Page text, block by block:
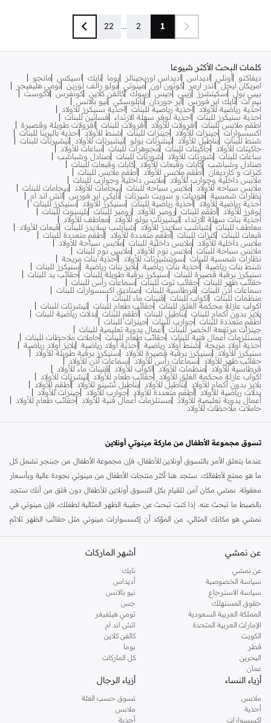
1
2
...
22
كلمات البحث الأكثر شيوعا
ديفاكتو أونلي اديداس اديداس اوريجينالز بوما نايك اسيكس مانجو
امريكان ايجل
اندر ارمر كوتون اون مينوتي بولو رالف لورين تومي هليفيجر
بيبي بول
سكيتشرز زيبي جيس ريبوك كالفن كلاين كونفرس لاكوست
نيم ات نايك اير فورس اير جوردان بابلوسكي نيو بالانس
احذية رياضية للأولاد
احذية رياضية للبنات
احذية سنيكرز للأولاد
احذية سنيكرز للبنات
احذية لوفر سهلة الارتداء
فساتين للبنات
اطقم ملابس للبنات
افرولات للأولاد افرولات للبنات
افرولات طويلة وقصيرة
اكسسوارات جينزات للأولاد جينزات للبنات شنط للأولاد
احذية باليرينا للبنات
شنط للبنات بناطيل للأولاد تيشرتات بولو تيشيرتات للأولاد
تيشيرتات للبنات
جاكيتات للأولاد
جاكيتات للبنات مجوهرات للبنات
ساعات للأولاد
ساعات للبنات
شورتات للأولاد شورتات للبنات صنادل وشباشب
صنادل وشباشب كابات وقبعات للأولاد
كابات وقبعات للبنات
كنزات و كارديغان أطقم ملابس للأولاد
أطقم ملابس للبنات
ملابس داخلية وجوارب للأولاد
ملابس داخلية وجوارب للبنات
ملابس سباحه للأولاد ملابس سباحه للبنات بيجامات للأولاد
بيجامات للبنات
نظارات شمسية هوديات و سويت شيرتات نايكي اير فورس
اتش اند ام
أحذية رياضية للأولاد أحذية رياضية للبنات سنيكرز للأولاد
سنيكرز للبنات
لوفرز للأولاد
أطقم للبنات رومبر للأولاد رومبر للبنات بليسوت للبنات
أحذية بنات سهلة الارتداء
تيشيرتات بولو للأولاد معاطف للأولاد
معاطف للبنات
شباشب سلايدز للأولاد شباشب سلايدز للبنات
قبعات للأولاد
قبعات للبنات كنزات للبنات أطقم متعددة للأولاد
أطقم متعددة للبنات
ملابس داخلية للأولاد
ملابس داخلية للبنات ملابس سباحة للأولاد
ملابس سباحة للبنات ملابس نوم للأولاد
ملابس نوم للبنات
نظارات شمسية للبنات
سويتشيرتات للأولاد
أحذية بنات مريحة
شنط بنات رياضية أحذية بنات رياضية بلايز بنات رياضية
سنيكرز للبنات
سنيكرز برقبة قصيرة للبنات
سنيكرز برقبة طويلة للبنات حقائب يد للبنات
حقائب ظهر للبنات حقائب توت للبنات
سماعات رأس للبنات
سماعات أذن للبنات
قرطاسية للبنات صناديق اكسسوارات للبنات
منظمات للبنات
اكواب للبنات
قنينات ماء للبنات
اكواب عازلة محكمة الغلق للبنات حقائب طعام للبنات تيشرتات للبنات
بلايز بدون أكمام للبنات بناطيل للبنات أطقم للبنات بدلات رياضية للبنات
أطقم متعددة للبنات جوارب للبنات جينزات للبنات
جينزات مرتفعة الخصر للبنات أعمال يدوية تعليمية للبنات
مستلزمات أعمال فنية للبنات حقائب طعام للبنات حاملات ملاحظات للبنات
أحذية أولاد مريحة
شنط أولاد رياضية أحذية أولاد رياضية بلايز أولاد رياضية
سنيكرز للأولاد
سنيكرز برقبة قصيرة للأولاد
سنيكرز برقبة طويلة للأولاد
حقائب ظهر للأولاد
سماعات رأس للأولاد
سماعات أذن للأولاد
قرطاسية للأولاد منظمات للأولاد اكواب للأولاد
قنينات ماء للأولاد
اكواب عازلة محكمة الغلق للأولاد
حقائب طعام للأولاد
تيشرتات للأولاد
بلايز بدون أكمام للأولاد
بناطيل للأولاد بناطيل تشينو للأولاد
أطقم للأولاد
بدلات رياضية للأولاد أطقم متعددة للأولاد جوارب للأولاد جينزات للأولاد
أعمال يدوية تعليمية للأولاد
مستلزمات أعمال فنية للأولاد
حقائب طعام للأولاد
حاملات ملاحظات للأولاد
تسوق مجموعة الأطفال من ماركة مينوتي أونلاين
عندما يتعلق الأمر بالتسوق أونلاين للأطفال، فإن مجموعة الأطفال من جبنجر تشمل كل
ما هو ممتع لأطفالك. ستجد هنا أكثر منتجات الأطفال من مينوتي بجودة عالية وبأسعار
معقولة. نمشي مكان آمن للقيام بكل التسوق أونلاين للأطفال دون قلق من أنك ستجد
بالضبط ما تبحث عنه. إذا كنت تبحث عن حقيبة الظهر المثالية لطفلك، فإن مينوتي في
نمشي هو مكانك المثالي. من المؤكد أن إكسسوارات مينوتي مثل حقائب الظهر تلائم
إكسسوارات ملابسهم أكثر من أي شخص آخر، لذا احصل على الإكسسوارات الرائعة هنا
بالمقارنة مع مواقع الشراء الأخرى أونلاين للأطفال، تعد نمشي واحدة من أكثر الأماكن
ملاءمة للحصول على كل ما يحتاجه طفلك. من المؤكد أنك ستحب تجربة التسوق
للأطفال أونلاين من خلال طرق التصفح والاختيار والدفع المبسطة. من راحة منزلك،
يمكنك تسوق إكسسوارات مينوتي عالية الجودة وغير ذلك الكثير لأطفالك بكل سهولة.
تسوق مينوتي للأطفال في عمان
اشترِ لطفلك حقيبة ظهر عملية وأنيقة لحمل الكتب إلى المدرسة والألعاب إلى الحضانة
وغير ذلك الكثير، كل ذلك من مينوتي في مسقط. الاكسسوارات الذكية من مجموعة
مينوتي مثالية للأطفال في سن المدرسة. حقائب الظهر المطبوعة من مينوتي وحقائب
مينوتي الرياضية هما خياران ممتازان حيث يلتقي الذوق الرائع بأقصى درجات الراحة.
عن نمشي
عن نمشي
سياسة الخصوصية
سياسة الاسترجاع
حقوق المستهلك
المملكة العربية السعودية
الإمارات العربية المتحدة
الكويت
قطر
البحرين
عمان
أشهر الماركات
نايك
أديداس
نيو بالانس
جس
تومي هيلفيغر
اتش اند ام
كالفن كلاين
بوما
كل الماركات
أزياء النساء
ملابس
أحذية
اكسسوارات
أزياء الرجال
تسوق حسب الفئة
ملابس
أحذية